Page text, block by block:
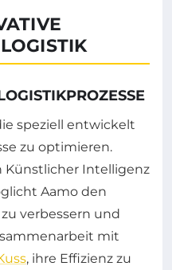
speziell entwickelt
zu optimieren.
Künstlicher Intelligenz
Aamo den
verbessern und
mit
, ihre Effizienz zu